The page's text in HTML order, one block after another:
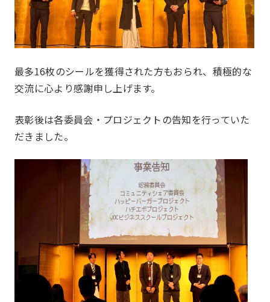
最多16枚のシールを獲得された方もおられ、積極的な
交流に心より感謝申し上げます。
表彰後は各委員会・プロジェクトの告知を行っていた
だきました。